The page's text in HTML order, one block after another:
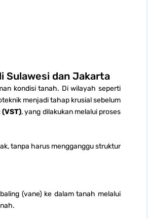
Sulawesi dan Jakarta
kondisi tanah. Di wilayah seperti
menjadi tahap krusial sebelum
(VST), yang dilakukan melalui proses
tanpa harus mengganggu struktur
(vane) ke dalam tanah melalui